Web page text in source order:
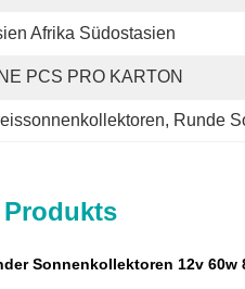
Afrika Südostasien
PCS PRO KARTON
, Runde
Sonnenkollektoren 12v